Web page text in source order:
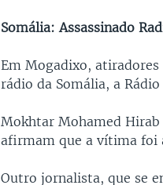
Somália: Assassinado
Em Mogadixo, atiradores
rádio da Somália, a Rádio
Mokhtar Mohamed
afirmam que a vítima foi
Outro jornalista, que se